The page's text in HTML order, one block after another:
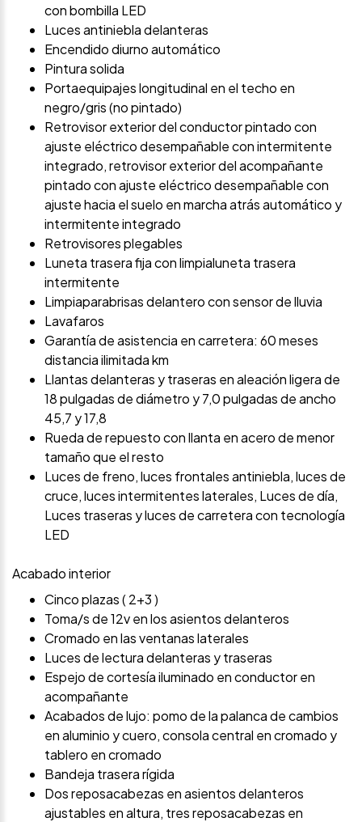
con bombilla LED
Luces antiniebla delanteras
Encendido diurno automático
Pintura solida
Portaequipajes longitudinal en el techo en
negro/gris (no pintado)
Retrovisor exterior del conductor pintado con
ajuste eléctrico desempañable con intermitente
integrado, retrovisor exterior del acompañante
pintado con ajuste eléctrico desempañable con
ajuste hacia el suelo en marcha atrás automático y
intermitente integrado
Retrovisores plegables
Luneta trasera fija con limpialuneta trasera
intermitente
Limpiaparabrisas delantero con sensor de lluvia
Lavafaros
Garantía de asistencia en carretera: 60 meses
distancia ilimitada km
Llantas delanteras y traseras en aleación ligera de
18 pulgadas de diámetro y 7,0 pulgadas de ancho
45,7 y 17,8
Rueda de repuesto con llanta en acero de menor
tamaño que el resto
Luces de freno, luces frontales antiniebla, luces de
cruce, luces intermitentes laterales, Luces de día,
Luces traseras y luces de carretera con tecnología
LED
Acabado interior
Cinco plazas ( 2+3 )
Toma/s de 12v en los asientos delanteros
Cromado en las ventanas laterales
Luces de lectura delanteras y traseras
Espejo de cortesía iluminado en conductor en
acompañante
Acabados de lujo: pomo de la palanca de cambios
en aluminio y cuero, consola central en cromado y
tablero en cromado
Bandeja trasera rígida
Dos reposacabezas en asientos delanteros
ajustables en altura, tres reposacabezas en